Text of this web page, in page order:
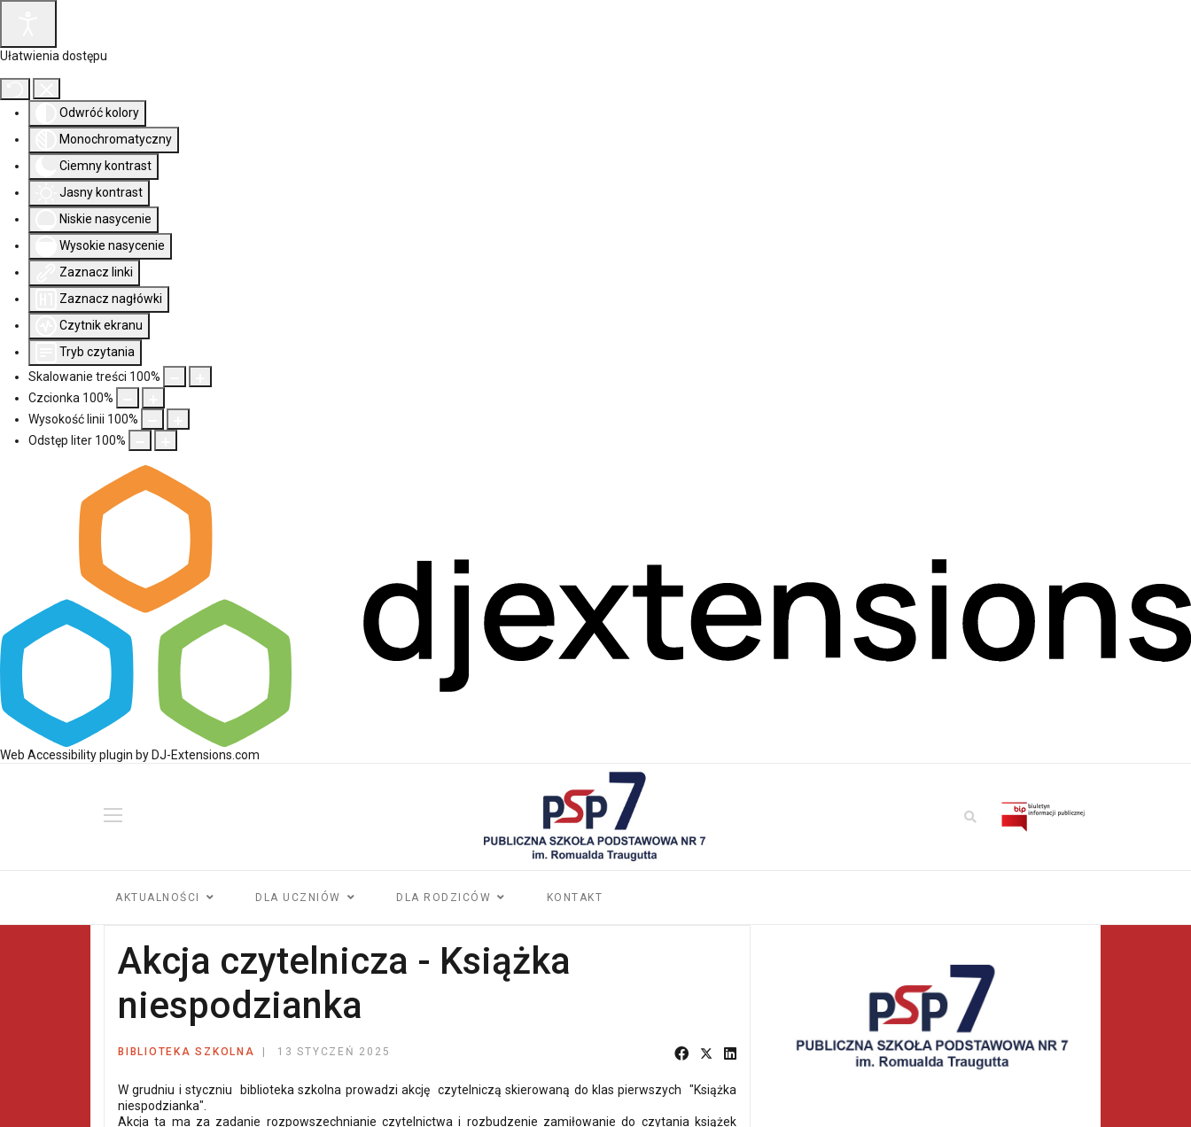
Ułatwienia dostępu
Odwróć kolory
Monochromatyczny
Ciemny kontrast
Jasny kontrast
Niskie nasycenie
Wysokie nasycenie
Zaznacz linki
Zaznacz nagłówki
Czytnik ekranu
Tryb czytania
Skalowanie treści 100%
Czcionka 100%
Wysokość linii 100%
Odstęp liter 100%
Web Accessibility plugin by DJ-Extensions.com
AKTUALNOŚCI DLA UCZNIÓW DLA RODZICÓW KONTAKT
Akcja czytelnicza - Książka
niespodzianka
BIBLIOTEKA SZKOLNA 13 STYCZEŃ 2025
W grudniu i styczniu biblioteka szkolna prowadzi akcję czytelniczą skierowaną do klas pierwszych "Książka
niespodzianka".
Akcja ta ma za zadanie rozpowszechnianie czytelnictwa i rozbudzenie zamiłowanie do czytania książek